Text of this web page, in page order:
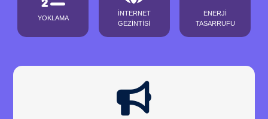
YOKLAMA
İNTERNET
GEZİNTİSİ
ENERJİ
TASARRUFU